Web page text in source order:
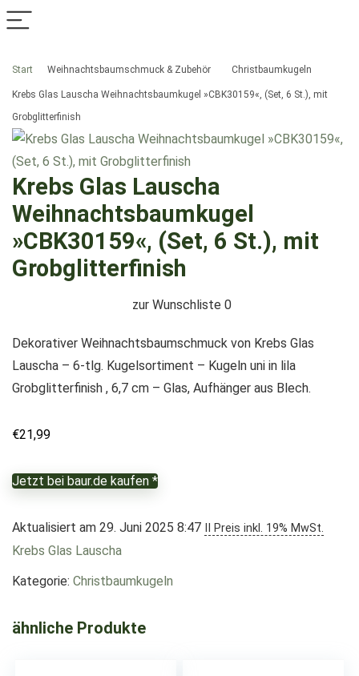
Start Weihnachtsbaumschmuck & Zubehör Christbaumkugeln
Krebs Glas Lauscha Weihnachtsbaumkugel »CBK30159«, (Set, 6 St.), mit
Grobglitterfinish
Krebs Glas Lauscha
Weihnachtsbaumkugel
»CBK30159«, (Set, 6 St.), mit
Grobglitterfinish
zur Wunschliste 0
Dekorativer Weihnachtsbaumschmuck von Krebs Glas
Lauscha – 6-tlg. Kugelsortiment – Kugeln uni in lila
Grobglitterfinish , 6,7 cm – Glas, Aufhänger aus Blech.
€21,99
Jetzt bei baur.de kaufen *
Aktualisiert am 29. Juni 2025 8:47 II Preis inkl. 19% MwSt.
Krebs Glas Lauscha
Kategorie: Christbaumkugeln
ähnliche Produkte